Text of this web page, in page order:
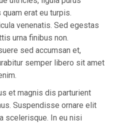
erat eu turpis.
venenatis. Sed egestas
urna finibus non.
sed accumsan et,
semper libero sit amet
et magnis dis parturient
Suspendisse ornare elit
scelerisque. In eu nisi